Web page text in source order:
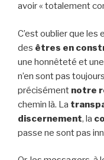
avoir « totalement
C’est oublier que
des êtres en
une honnêteté et
n’en sont pas
précisément notre
chemin là. La
discernement, la
passe ne sont pas